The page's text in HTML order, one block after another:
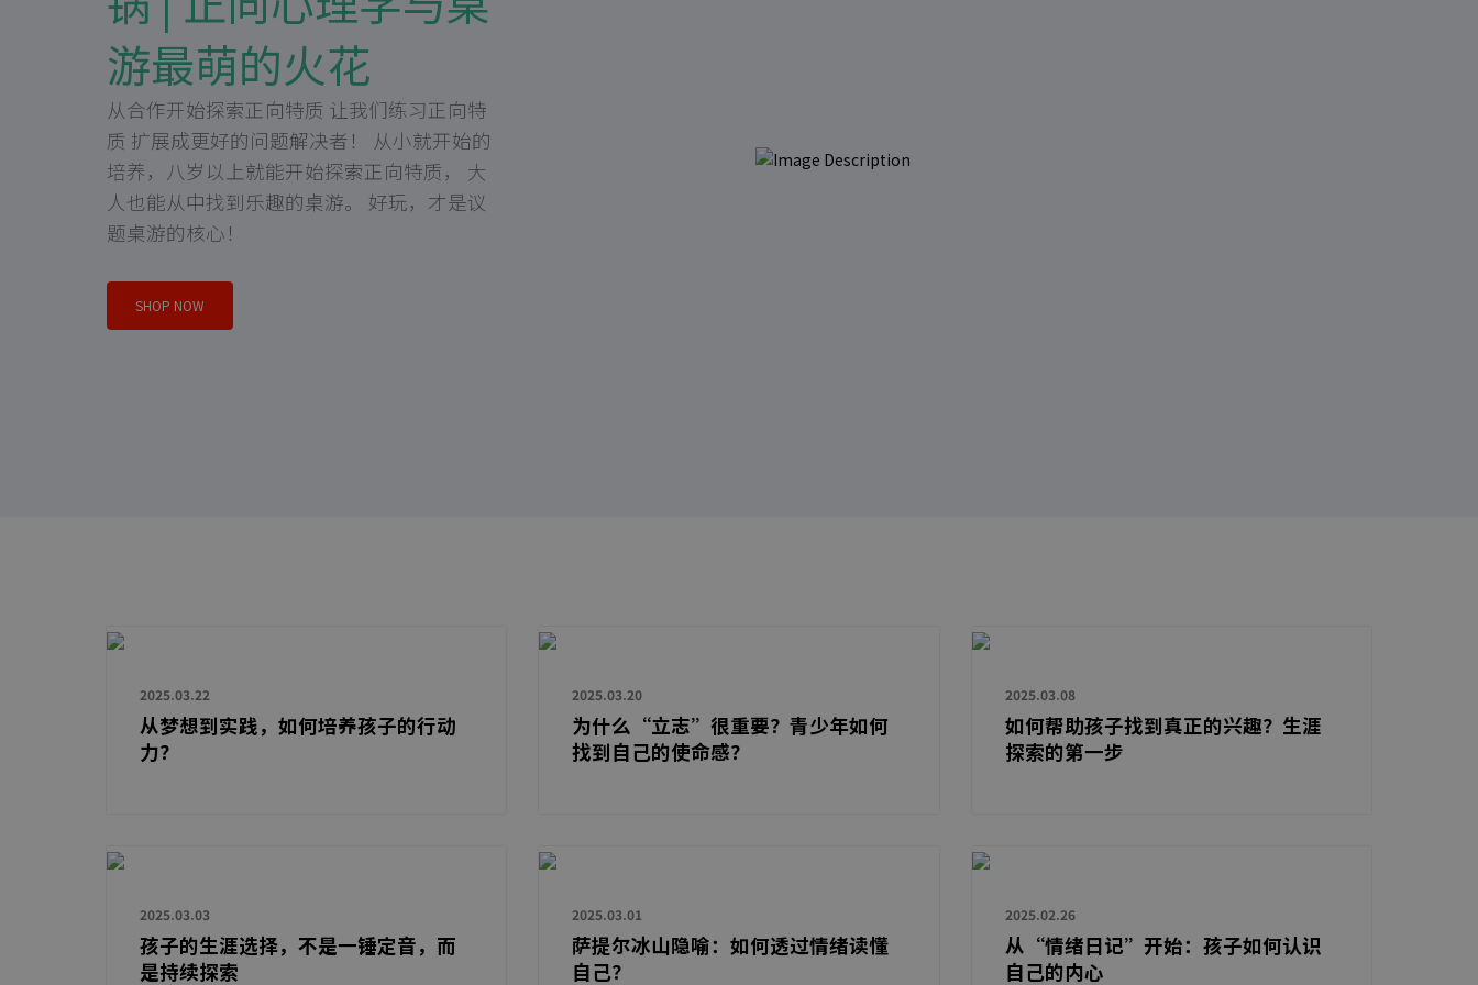
游最萌的火花
从合作开始探索正向特质 让我们练习正向特
质 扩展成更好的问题解决者！ 从小就开始的
培养，八岁以上就能开始探索正向特质， 大
人也能从中找到乐趣的桌游。 好玩，才是议
题桌游的核心！
SHOP NOW
2025.03.22
从梦想到实践，如何培养孩子的行动
力？
2025.03.20
为什么“立志”很重要？青少年如何
找到自己的使命感？
2025.03.08
如何帮助孩子找到真正的兴趣？生涯
探索的第一步
2025.03.03
孩子的生涯选择，不是一锤定音，而
是持续探索
2025.03.01
萨提尔冰山隐喻：如何透过情绪读懂
自己？
2025.02.26
从“情绪日记”开始：孩子如何认识
自己的内心